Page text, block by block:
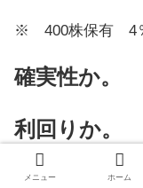
※ 400株保有 4
確実性か。
利回りか。
SBIジェイリバイ
メニュー ホーム